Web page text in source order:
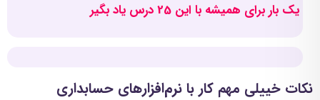
یک بار برای همیشه با این 25 درس یاد بگیر
نکات خییلی مهم کار با نرم‌افزارهای حسابداری